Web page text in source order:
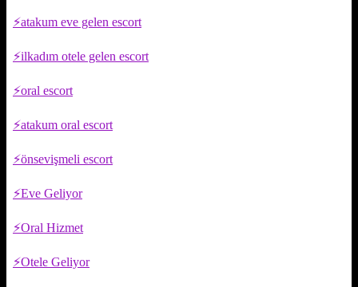
atakum eve gelen escort
ilkadım otele gelen escort
oral escort
atakum oral escort
önsevişmeli escort
Eve Geliyor
Oral Hizmet
Otele Geliyor